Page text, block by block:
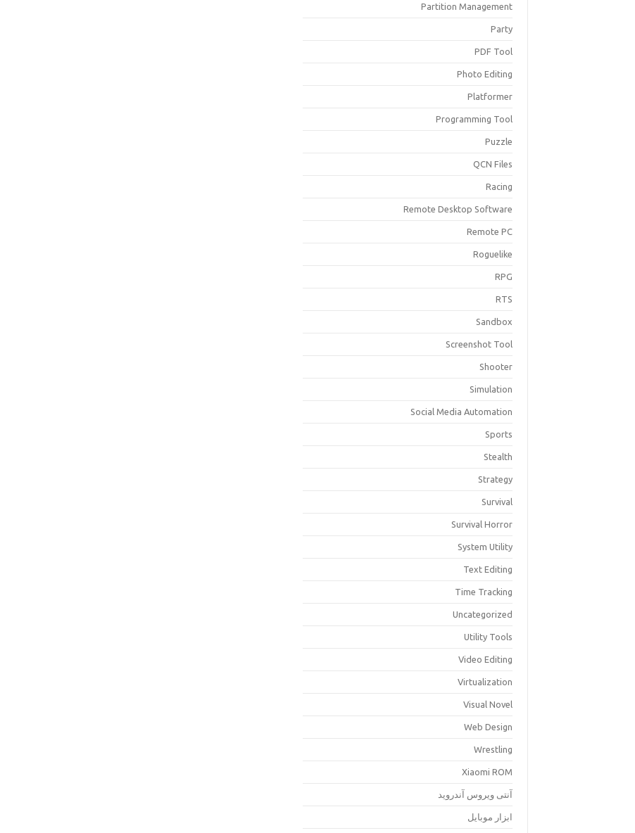
Partition Management
Party
PDF Tool
Photo Editing
Platformer
Programming Tool
Puzzle
QCN Files
Racing
Remote Desktop Software
Remote PC
Roguelike
RPG
RTS
Sandbox
Screenshot Tool
Shooter
Simulation
Social Media Automation
Sports
Stealth
Strategy
Survival
Survival Horror
System Utility
Text Editing
Time Tracking
Uncategorized
Utility Tools
Video Editing
Virtualization
Visual Novel
Web Design
Wrestling
Xiaomi ROM
آنتی ویروس آندروید
ابزار موبایل